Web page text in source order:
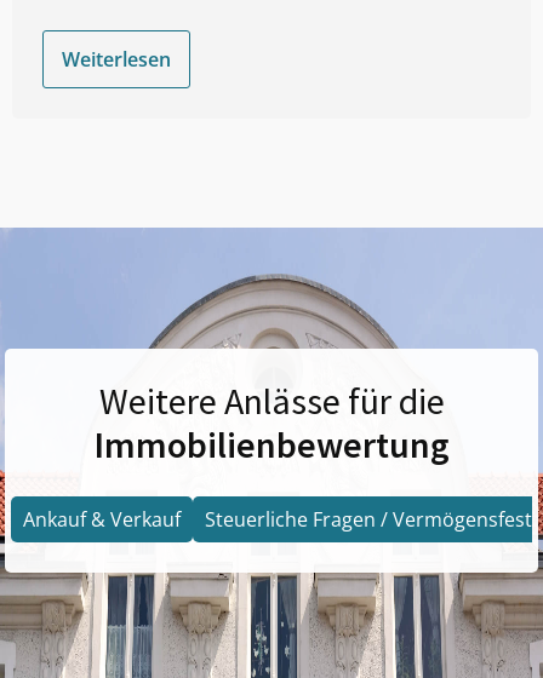
Weiterlesen
Weitere Anlässe für die
Immobilienbewertung
Ankauf & Verkauf Steuerliche Fragen /